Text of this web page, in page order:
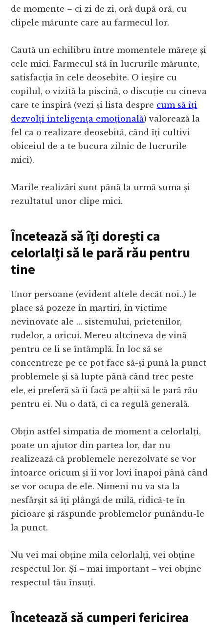
de momente – ci zi de zi, oră după oră, cu
clipele mărunte care au farmecul lor.
Caută un echilibru între momentele mărețe și
cele mici. Farmecul stă în lucrurile mărunte,
satisfacția în cele deosebite. O ieșire cu
copilul, o vizită la piscină, o discuție cu cineva
care te inspiră (vezi și lista despre cum să îți
dezvolți inteligența emoțională) valorează la
fel ca o realizare deosebită, când îți cultivi
obiceiul de a te bucura zilnic de lucrurile
mici).
Marile realizări sunt până la urmă suma și
rezultatul unor clipe mici.
Încetează să îți dorești ca
celorlalți să le pară rău pentru
tine
Unor persoane (evident altele decât noi..) le
place să pozeze în martiri, în victime
nevinovate ale … sistemului, prietenilor,
rudelor, a oricui. Mereu altcineva de vină
pentru ce li se întâmplă. În loc să se
concentreze pe ce pot face să-și pună la punct
problemele și să lupte până când trec peste
ele, ei preferă să îi facă pe alții să le pară rău
pentru ei. Nu o dată, ci ca regulă generală.
Obțin astfel simpatia de moment a celorlalți,
poate un ajutor din partea lor, dar nu
realizează că problemele nerezolvate se vor
întoarce oricum și îi vor lovi înapoi până când
se vor ocupa de ele. Nimeni nu va sta la
nesfârșit să îți plângă de milă, ridică-te în
picioare și răspunde problemelor punându-le
la punct.
Nu vei mai obține mila celorlalți, vei obține
respectul lor. Și – mai important – vei obține
respectul tău însuți.
Încetează să cumperi fericirea